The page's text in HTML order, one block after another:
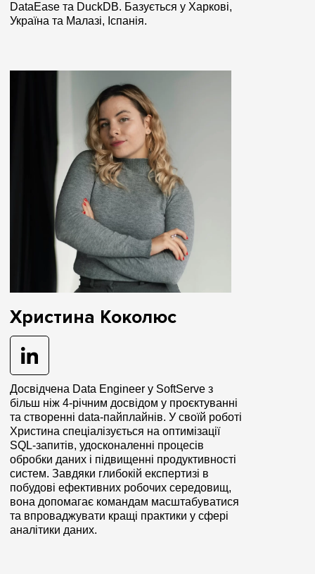
DataEase та DuckDB. Базується у Харкові,
Україна та Малазі, Іспанія.
Христина Коколюс
Досвідчена Data Engineer у SoftServe з
більш ніж 4-річним досвідом у проєктуванні
та створенні data-пайплайнів. У своїй роботі
Христина спеціалізується на оптимізації
SQL-запитів, удосконаленні процесів
обробки даних і підвищенні продуктивності
систем. Завдяки глибокій експертизі в
побудові ефективних робочих середовищ,
вона допомагає командам масштабуватися
та впроваджувати кращі практики у сфері
аналітики даних.